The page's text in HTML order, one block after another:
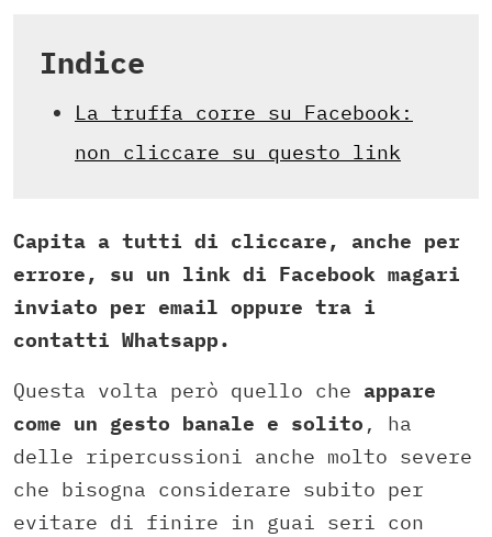
Indice
La truffa corre su Facebook:
non cliccare su questo link
Capita a tutti di cliccare, anche per
errore, su un link di Facebook magari
inviato per email oppure tra i
contatti Whatsapp.
Questa volta però quello che appare
come un gesto banale e solito , ha
delle ripercussioni anche molto severe
che bisogna considerare subito per
evitare di finire in guai seri con